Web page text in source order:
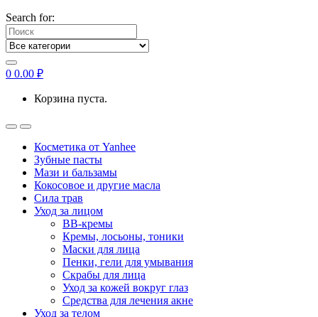
Search for:
0 0.00 ₽
Корзина пуста.
Косметика от Yanhee
Зубные пасты
Мази и бальзамы
Кокосовое и другие масла
Сила трав
Уход за лицом
BB-кремы
Кремы, лосьоны, тоники
Маски для лица
Пенки, гели для умывания
Скрабы для лица
Уход за кожей вокруг глаз
Средства для лечения акне
Уход за телом